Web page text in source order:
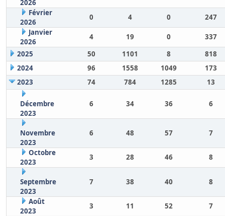
2026
Février
2026
0 4 0
247
Janvier
2026
4 19 0
337
2025
50 1101 8
818
2024
96 1558 1049
173
2023
74 784 1285 13
Décembre
2023
6 34 36 6
Novembre
2023
6 48 57 7
Octobre
2023
3 28 46 8
Septembre
2023
7 38 40 8
Août
2023
3 11 52
7